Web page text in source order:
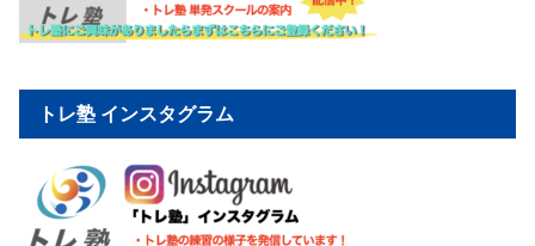
トレ塾 インスタグラム